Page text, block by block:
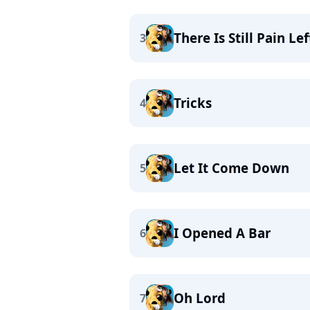
3 There Is Still Pain
4 Tricks
5 Let It Come Down
6 I Opened A Bar
7 Oh Lord